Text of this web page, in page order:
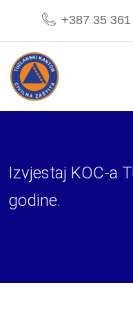
content
+387 35
Izvjestaj KOC-a
godine.